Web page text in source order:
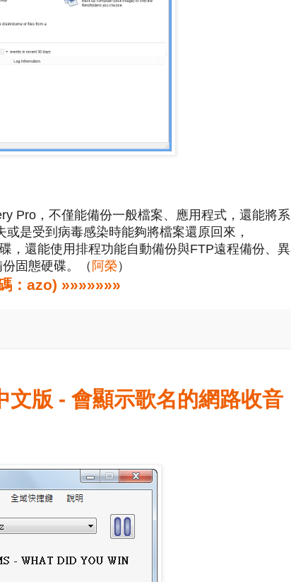
Pro，不僅能備份一般檔案、應用程式，還能將系
是受到病毒感染時能夠將檔案還原回來，
，還能使用排程功能自動備份與FTP遠程備份、異
固態硬碟。（ 阿榮 ）
：azo) »»»»»»»
版 - 會顯示歌名的網路收音